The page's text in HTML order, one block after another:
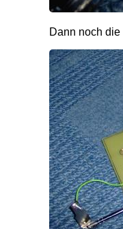
Dann noch